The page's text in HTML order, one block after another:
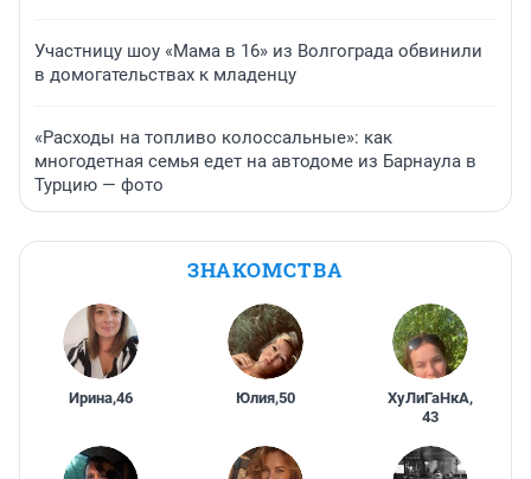
Участницу шоу «Мама в 16» из Волгограда обвинили
в домогательствах к младенцу
«Расходы на топливо колоссальные»: как
многодетная семья едет на автодоме из Барнаула в
Турцию — фото
ЗНАКОМСТВА
Ирина,46 Юлия,50 ХуЛиГаНкА,
43